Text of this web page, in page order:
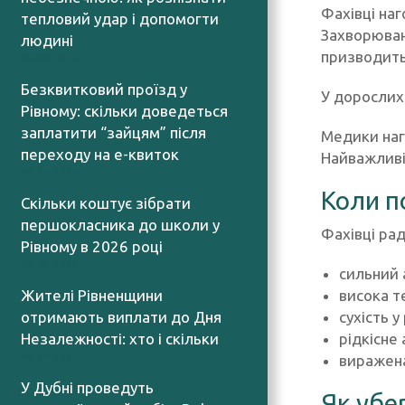
тепловий удар і допомогти
людині
Безквитковий проїзд у
Рівному: скільки доведеться
заплатити “зайцям” після
переходу на е-квиток
Скільки коштує зібрати
першокласника до школи у
Рівному в 2026 році
Жителі Рівненщини
отримають виплати до Дня
Незалежності: хто і скільки
У Дубні проведуть
Фахівці
У
Медики
Коли
Фахівці
сильний
висока
сухість